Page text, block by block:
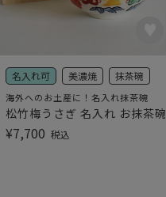
名入れ可 美濃焼 抹茶碗
海外へのお土産に！名入れ抹茶碗
松竹梅うさぎ 名入れ お抹茶碗
¥7,700 税込